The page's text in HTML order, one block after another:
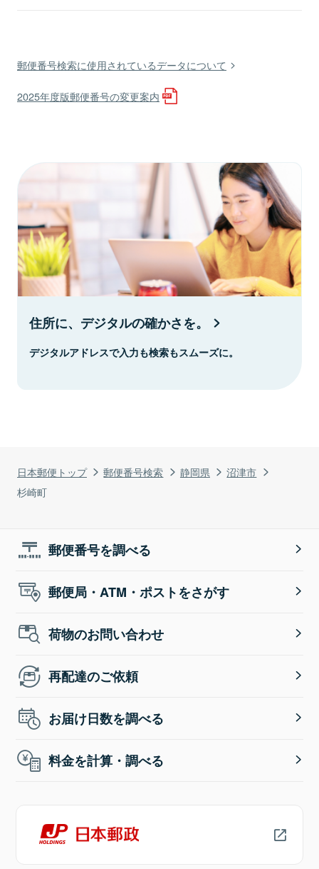
日本郵便トップ 郵便番号検索 静岡県
沼津市
杉崎町
郵便番号検索に使用されているデータについて
2025年度版郵便番号の変更案内
住所に、デジタルの確かさを。
デジタルアドレスで入力も検索もスムーズに。
郵便番号を調べる
郵便局・ATM・ポストをさがす
荷物のお問い合わせ
再配達のご依頼
お届け日数を調べる
料金を計算・調べる